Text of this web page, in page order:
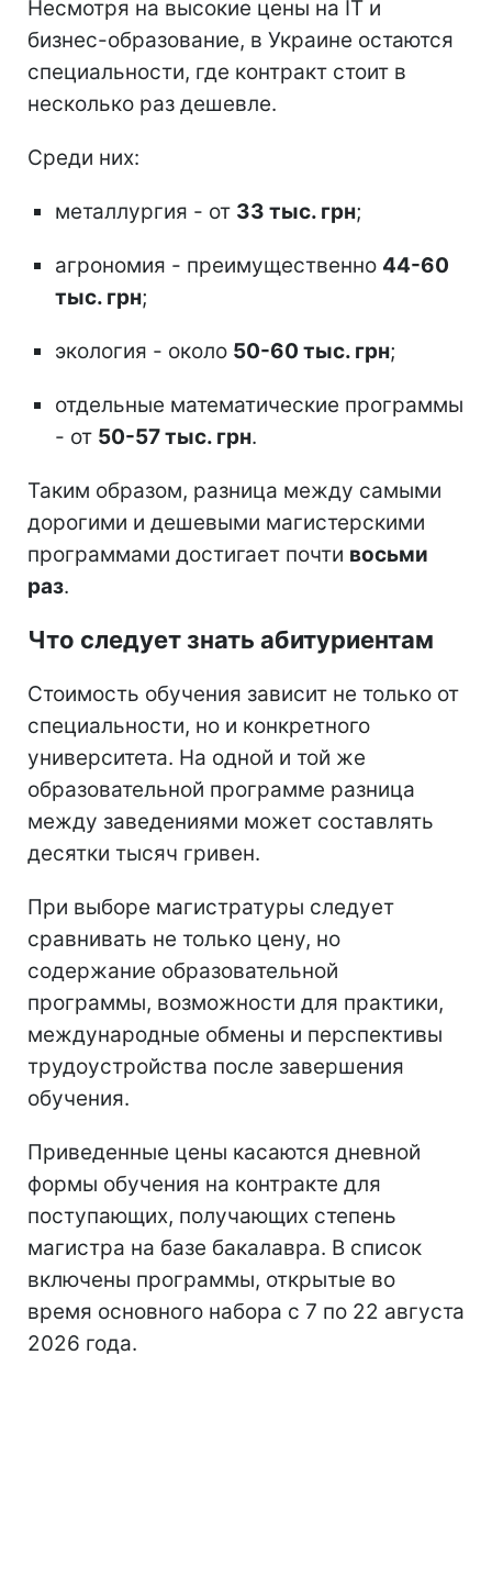
Несмотря на высокие цены на ІТ и
бизнес-образование, в Украине остаются
специальности, где контракт стоит в
несколько раз дешевле.
Среди них:
металлургия - от 33 тыс. грн;
агрономия - преимущественно 44-60
тыс. грн;
экология - около 50-60 тыс. грн;
отдельные математические программы
- от 50-57 тыс. грн.
Таким образом, разница между самыми
дорогими и дешевыми магистерскими
программами достигает почти восьми
раз.
Что следует знать абитуриентам
Стоимость обучения зависит не только от
специальности, но и конкретного
университета. На одной и той же
образовательной программе разница
между заведениями может составлять
десятки тысяч гривен.
При выборе магистратуры следует
сравнивать не только цену, но
содержание образовательной
программы, возможности для практики,
международные обмены и перспективы
трудоустройства после завершения
обучения.
Приведенные цены касаются дневной
формы обучения на контракте для
поступающих, получающих степень
магистра на базе бакалавра. В список
включены программы, открытые во
время основного набора с 7 по 22 августа
2026 года.